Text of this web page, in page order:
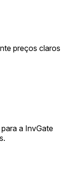
preços claros
a InvGate